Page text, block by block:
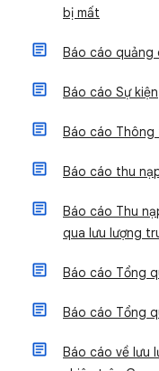
bị mất
Báo cáo quảng
Báo cáo Sự kiện
Báo cáo
Báo cáo thu
Báo cáo Thu
qua lưu lượng
Báo cáo Tổng
Báo cáo Tổng
Báo cáo về lưu